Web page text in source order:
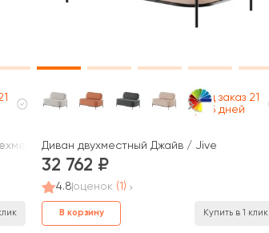
Прайм / Prime
Под заказ 21
раб дней
Диван двухместный Джайв / Jive
32 762
4.8 оценок (1)
В корзину Купить в 1 клик